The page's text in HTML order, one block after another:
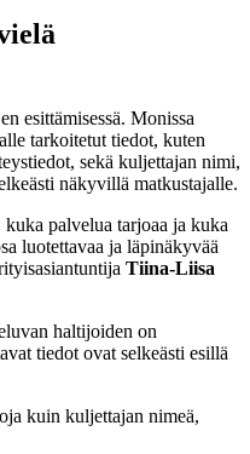
esittämisessä. Monissa
tarkoitetut tiedot, kuten
sekä kuljettajan nimi,
näkyvillä matkustajalle.
palvelua tarjoaa ja kuka
luotettavaa ja läpinäkyvää
Tiina-Liisa
haltijoiden on
tiedot ovat selkeästi esillä
kuin kuljettajan nimeä,